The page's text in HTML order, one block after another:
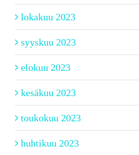
lokakuu 2023
syyskuu 2023
elokuu 2023
kesäkuu 2023
toukokuu 2023
huhtikuu 2023